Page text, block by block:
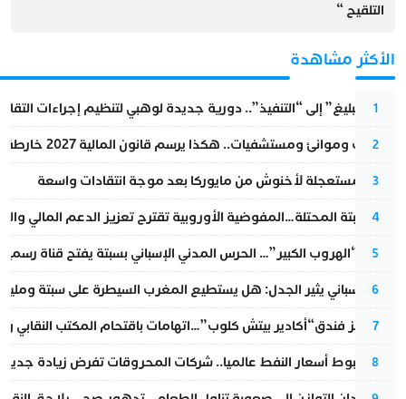
التلقيح “
الأكثر مشاهدة
1
من “التبليغ” إلى “التنفيذ”.. دورية جديدة لوهبي لتنظيم إجراءات
2
قطارات وموانئ ومستشفيات.. هكذا يرسم قانون المالية 2027 خارطة المغرب المقبل
3
عودة مستعجلة لأخنوش من مايوركا بعد موجة انتقادات واسعة
4
أزمة سبتة المحتلة…المفوضية الأوروبية تقترح تعزيز الدعم المالي
5
عملية “الهروب الكبير”… الحرس المدني الإسباني بسبتة يفتح قناة
6
تقرير إسباني يثير الجدل: هل يستطيع المغرب السيطرة على سبتة
7
أزمة تهز فندق“أكادير بيتش كلوب”…اتهامات باقتحام المكتب النقابي
8
رغم هبوط أسعار النفط عالميا.. شركات المحروقات تفرض زيادة